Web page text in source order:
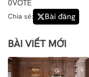
0VOTE
Chia sẻ: Bài đăng
BÀI VIẾT MỚI